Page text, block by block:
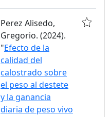
Perez Alisedo,
Gregorio. (2024).
"Efecto de la
calidad del
calostrado sobre
el peso al destete
y la ganancia
diaria de peso vivo